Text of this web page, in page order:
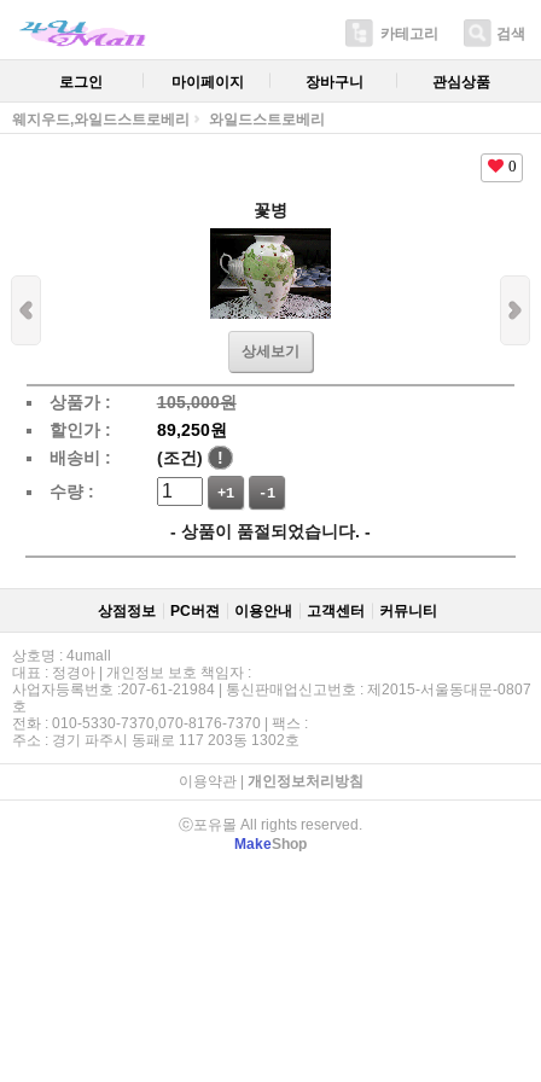
카테고리 검색
로그인 마이페이지 장바구니 관심상품
웨지우드,와일드스트로베리 와일드스트로베리
0
꽃병
상세보기
상품가 :
105,000원
할인가 :
89,250원
배송비 :
(조건)
!
수량 :
+1 -1
- 상품이 품절되었습니다. -
상점정보 PC버젼 이용안내 고객센터 커뮤니티
상호명 : 4umall
대표 : 정경아 | 개인정보 보호 책임자 :
사업자등록번호 :207-61-21984 | 통신판매업신고번호 : 제2015-서울동대문-0807
호
전화 : 010-5330-7370,070-8176-7370 | 팩스 :
주소 : 경기 파주시 동패로 117 203동 1302호
이용약관| 개인정보처리방침
ⓒ포유몰 All rights reserved.
MakeShop